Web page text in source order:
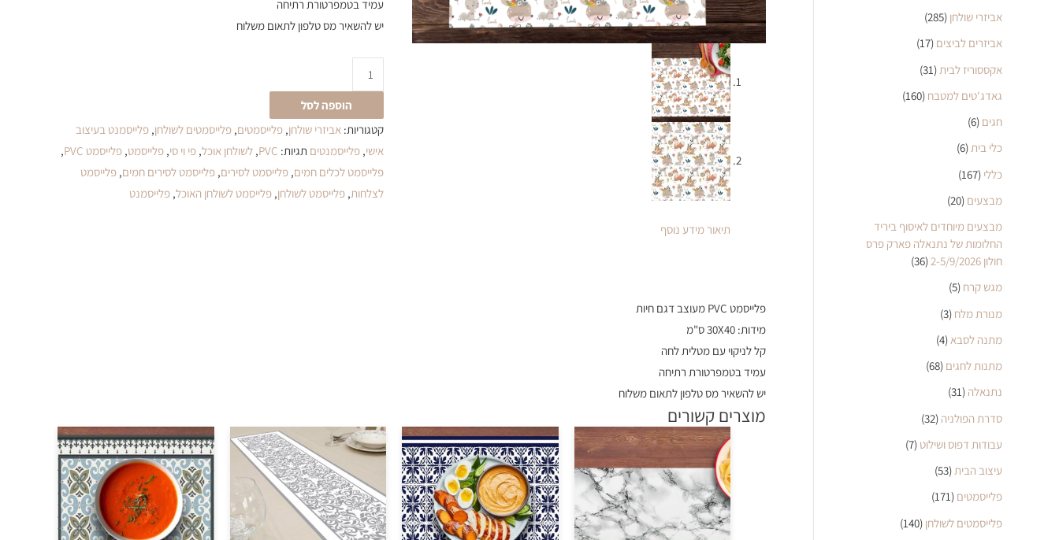
אביזרי שולחן (285)
אביזרים לביצים (17)
אקססוריז לבית (31)
גאדג'טים למטבח (160)
חגים (6)
כלי בית(6)
כללי (167)
מבצעים (20)
מבצעים מיוחדים לאיסוף ביריד
החלומות של נתנאלה פארק פרס
חולון 2-5/9/2026
(36)
מגש קרח (5)
מנורת מלח (3)
מתנה לסבא (4)
מתנות לחגים (68)
נתנאלה (31)
סדרת הפולניה (32)
עבודות דפוס ושילוט (7)
עיצוב הבית(53)
פלייסמטים (171)
פלייסמטים לשולחן (140)
עמיד בטמפרטורת רתיחה
יש להשאיר מס טלפון לתאום משלוח
הוספה לסל
קטגוריות:אביזרי שולחן,פלייסמטים,פלייסמטים לשולחן,פלייסמנט בעיצוב
אישי,פלייסמנטים תגיות: PVC
,לשולחן אוכל,פי וי סי,פלייסמט,פלייסמט PVC
,
פלייסמט לכלים חמים,פלייסמט לסירים,פלייסמט לסירים חמים,פלייסמט
לצלחות,פלייסמט לשולחן,פלייסמט לשולחן האוכל,פלייסמנט
תיאורמידע נוסף
פלייסמט PVC מעוצב דגם חיות
מידות: 30X40 ס"מ
קל לניקוי עם מטלית לחה
עמיד בטמפרטורת רתיחה
יש להשאיר מס טלפון לתאום משלוח
מוצרים קשורים